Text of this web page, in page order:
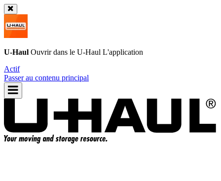
U-Haul Ouvrir dans le U-Haul L'application
Actif
Passer au contenu principal